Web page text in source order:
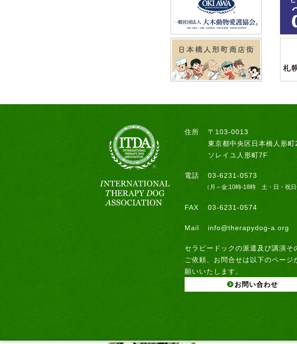
住所
〒103-0013
東京都中央区日本橋人形
ソレイユ人形町7F
電話 03-6231-0573
（月～金:10時-18時 土・日・祝日
FAX 03-6231-0574
Mail info@therapydog-a.org
セラピードックの派遣及び講演そ
ご依頼、お問合せは以下のページ
願いいたします。
お問い合わせ